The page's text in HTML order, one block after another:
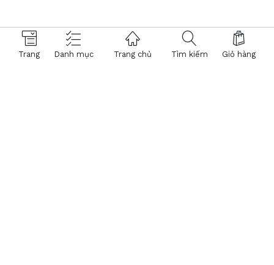
Trang Danh mục Trang chủ Tìm kiếm Giỏ hàng